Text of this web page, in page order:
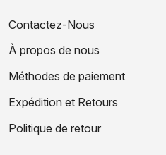
Contactez-Nous
À propos de nous
Méthodes de paiement
Expédition et Retours
Politique de retour